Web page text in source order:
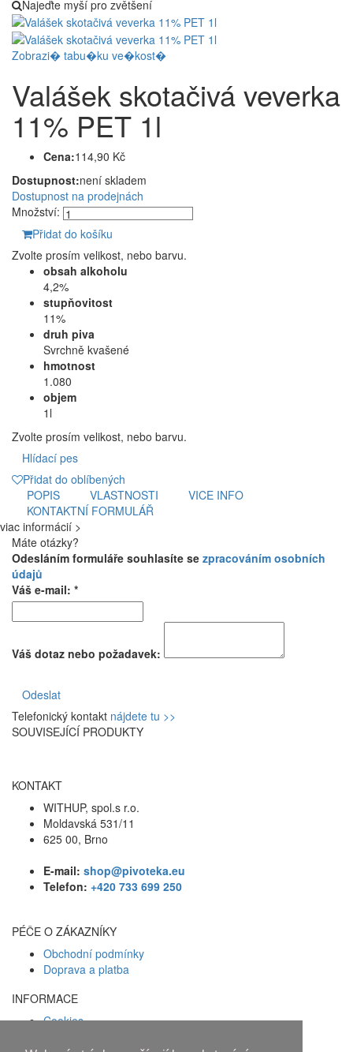
Najeďte myší pro zvětšení
Zobrazi� tabu�ku ve�kost�
Valášek skotačivá veverka
11% PET 1l
Cena:114,90 Kč
Dostupnost:není skladem
Dostupnost na prodejnách
Množství:
Přidat do košíku
Zvolte prosím velikost, nebo barvu.
obsah alkoholu
4,2%
stupňovitost
11%
druh piva
Svrchně kvašené
hmotnost
1.080
objem
1l
Zvolte prosím velikost, nebo barvu.
Hlídací pes
Přidat do oblíbených
POPIS
VLASTNOSTI
VICE INFO
KONTAKTNÍ FORMULÁŘ
viac informácií >
Máte otázky?
Odesláním formuláře souhlasíte se zpracováním osobních
údajů
Váš e-mail: *
Váš dotaz nebo požadavek:
Odeslat
Telefonický kontakt nájdete tu >>
SOUVISEJÍCÍ PRODUKTY
KONTAKT
WITHUP, spol.s r.o.
Moldavská 531/11
625 00, Brno
E-mail: shop@pivoteka.eu
Telefon: +420 733 699 250
PÉČE O ZÁKAZNÍKY
Obchodní podmínky
Doprava a platba
INFORMACE
Cookies